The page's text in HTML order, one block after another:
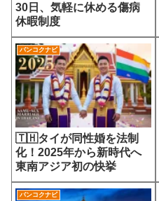
30日、気軽に休める傷病
休暇制度
バンコクナビ
🇹🇭タイが同性婚を法制
化！2025年から新時代へ
東南アジア初の快挙
バンコクナビ